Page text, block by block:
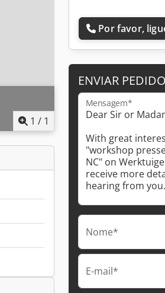
1 / 1
Por favor,
ENVIAR PEDIDO
Mensagem*
Nome*
E-mail*